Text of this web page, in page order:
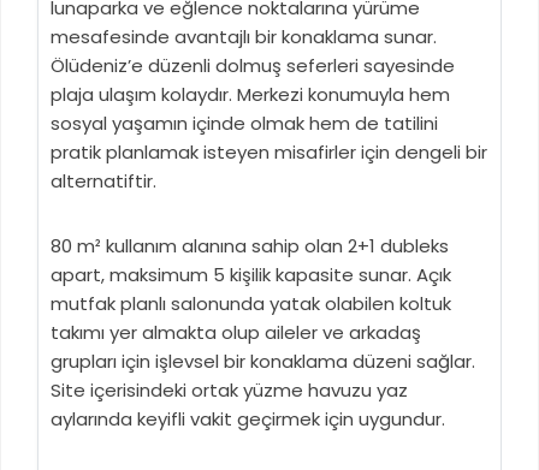
lunaparka ve eğlence noktalarına yürüme
mesafesinde avantajlı bir konaklama sunar.
Ölüdeniz’e düzenli dolmuş seferleri sayesinde
plaja ulaşım kolaydır. Merkezi konumuyla hem
sosyal yaşamın içinde olmak hem de tatilini
pratik planlamak isteyen misafirler için dengeli bir
alternatiftir.
80 m² kullanım alanına sahip olan 2+1 dubleks
apart, maksimum 5 kişilik kapasite sunar. Açık
mutfak planlı salonunda yatak olabilen koltuk
takımı yer almakta olup aileler ve arkadaş
grupları için işlevsel bir konaklama düzeni sağlar.
Site içerisindeki ortak yüzme havuzu yaz
aylarında keyifli vakit geçirmek için uygundur.